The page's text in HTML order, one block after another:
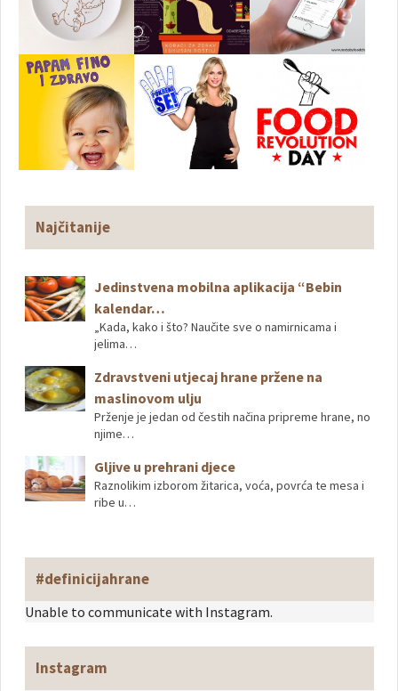
Najčitanije
Jedinstvena mobilna aplikacija “Bebin
kalendar…
„Kada, kako i što? Naučite sve o namirnicama i
jelima…
Zdravstveni utjecaj hrane pržene na
maslinovom ulju
Prženje je jedan od čestih načina pripreme hrane, no
njime…
Gljive u prehrani djece
Raznolikim izborom žitarica, voća, povrća te mesa i
ribe u…
#definicijahrane
Unable to communicate with Instagram.
Instagram